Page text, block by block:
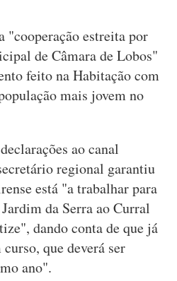
"cooperação estreita por
de Câmara de Lobos"
feito na Habitação com
mais jovem no
ao canal
regional garantiu
está "a trabalhar para
da Serra ao Curral
dando conta de que já
que deverá ser
ano".